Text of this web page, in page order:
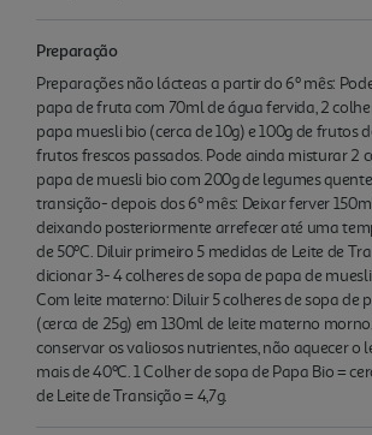
Preparação
Preparações não lácteas a partir do 6º mês:
papa de fruta com 70ml de água fervida, 2
papa muesli bio (cerca de 10g) e 100g de frutos
frutos frescos passados. Pode ainda misturar 2
papa de muesli bio com 200g de legumes
transição- depois dos 6º mês: Deixar ferver
deixando posteriormente arrefecer até uma
de 50ºC. Diluir primeiro 5 medidas de Leite de
dicionar 3- 4 colheres de sopa de papa de
Com leite materno: Diluir 5 colheres de sopa de
(cerca de 25g) em 130ml de leite materno
conservar os valiosos nutrientes, não aquecer o
mais de 40ºC. 1 Colher de sopa de Papa Bio =
de Leite de Transição = 4,7g.